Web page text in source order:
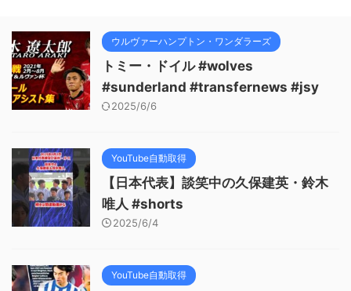
ウルヴァーハンプトン・ワンダラーズ
トミー・ドイル #wolves
#sunderland #transfernews #jsy
2025/6/6
YouTube自動取得
【日本代表】談笑中の久保建英・鈴木
唯人 #shorts
2025/6/4
YouTube自動取得